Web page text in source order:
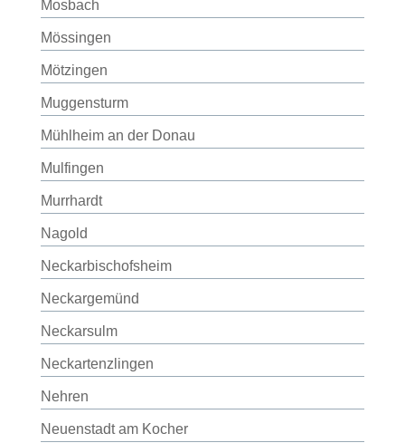
Mosbach
Mössingen
Mötzingen
Muggensturm
Mühlheim an der Donau
Mulfingen
Murrhardt
Nagold
Neckarbischofsheim
Neckargemünd
Neckarsulm
Neckartenzlingen
Nehren
Neuenstadt am Kocher